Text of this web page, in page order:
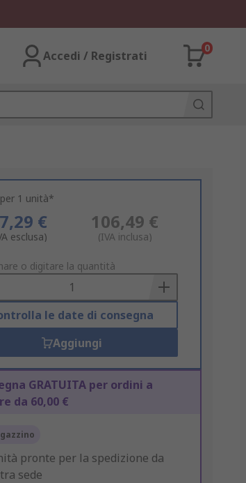
Accedi / Registrati
0
1 unità*
€
esclusa)
106,49 €
(IVA inclusa)
o digitare la quantità
le date di consegna
Aggiungi
GRATUITA per ordini a
da 60,00 €
pronte per la spedizione da
sede